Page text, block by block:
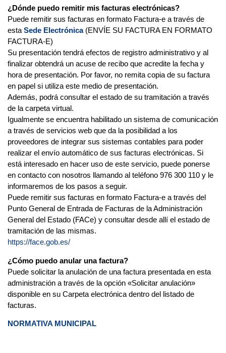
¿Dónde puedo remitir mis facturas electrónicas?
Puede remitir sus facturas en formato Factura-e a través de
estaSede Electrónica (ENVÍE SU FACTURA EN FORMATO
FACTURA-E)
Su presentación tendrá efectos de registro administrativo y al
finalizar obtendrá un acuse de recibo que acredite la fecha y
hora de presentación. Por favor, no remita copia de su factura
en papel si utiliza este medio de presentación.
Además, podrá consultar el estado de su tramitación a través
de la carpeta virtual.
Igualmente se encuentra habilitado un sistema de comunicación
a través de servicios web que da la posibilidad a los
proveedores de integrar sus sistemas contables para poder
realizar el envío automático de sus facturas electrónicas. Si
está interesado en hacer uso de este servicio, puede ponerse
en contacto con nosotros llamando al teléfono 976 300 110 y le
informaremos de los pasos a seguir.
Puede remitir sus facturas en formato Factura-e a través del
Punto General de Entrada de Facturas de la Administración
General del Estado (FACe) y consultar desde allí el estado de
tramitación de las mismas.
https://face.gob.es/
¿Cómo puedo anular una factura?
Puede solicitar la anulación de una factura presentada en esta
administración a través de la opción «Solicitar anulación»
disponible en su Carpeta electrónica dentro del listado de
facturas.
NORMATIVA MUNICIPAL